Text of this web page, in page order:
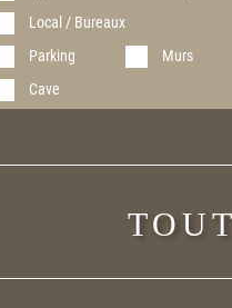
Local / Bureaux
Parking
Murs
Cave